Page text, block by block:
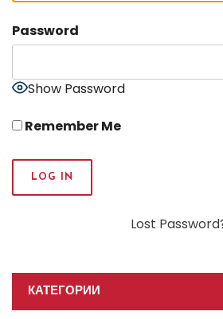
Password
Show Password
Remember Me
Lost
КАТЕГОРИИ